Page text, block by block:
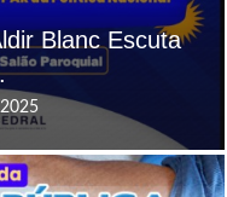
Blanc Escuta